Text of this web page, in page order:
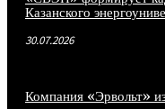
Казанского
30.07.2026
Компания «Эрвольт»